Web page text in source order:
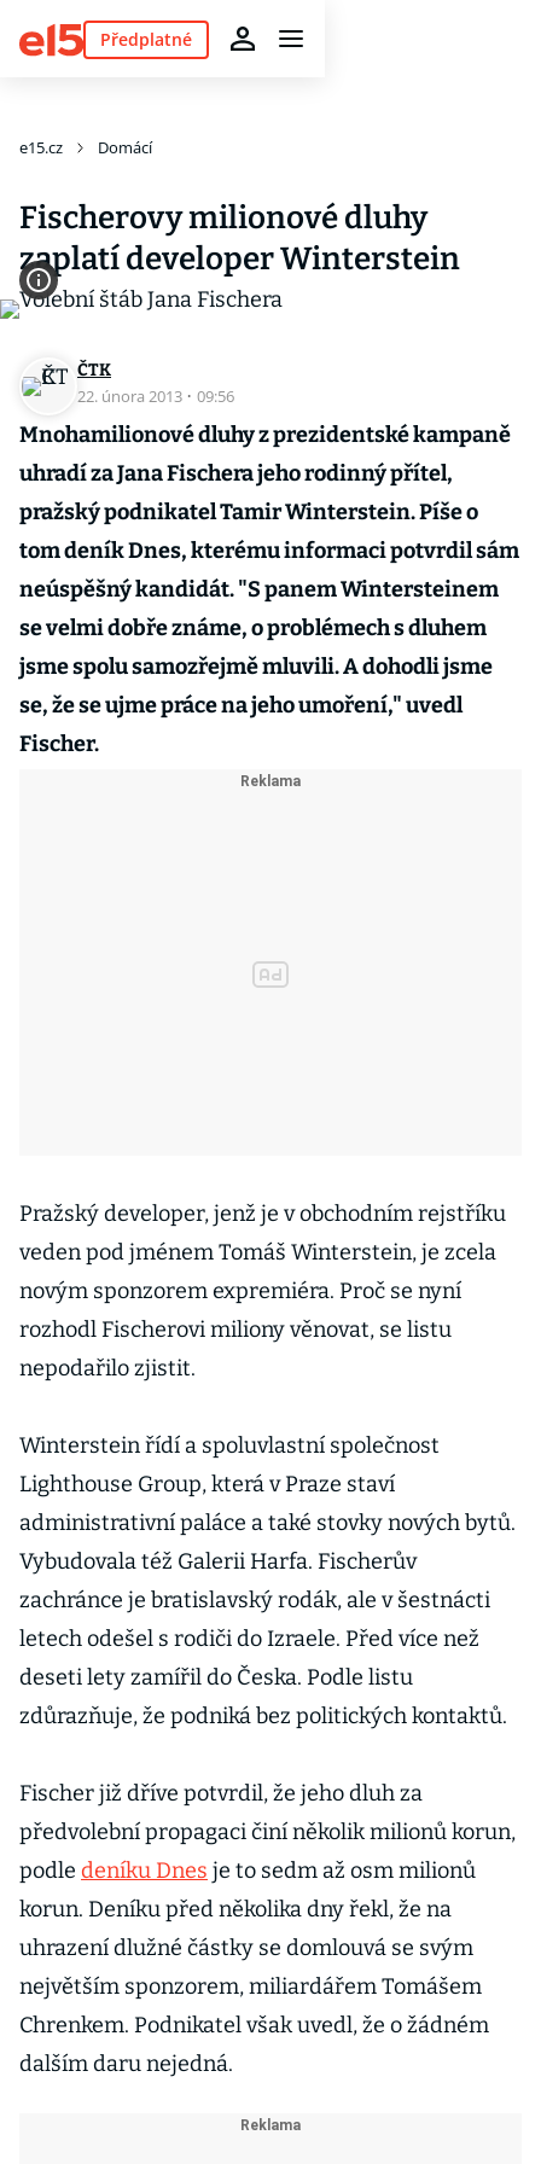
Předplatné
e15.cz Domácí
Fischerovy milionové dluhy
zaplatí developer Winterstein
ČTK
22. února 2013 · 09:56
Mnohamilionové dluhy z prezidentské kampaně
uhradí za Jana Fischera jeho rodinný přítel,
pražský podnikatel Tamir Winterstein. Píše o
tom deník Dnes, kterému informaci potvrdil sám
neúspěšný kandidát. "S panem Wintersteinem
se velmi dobře známe, o problémech s dluhem
jsme spolu samozřejmě mluvili. A dohodli jsme
se, že se ujme práce na jeho umoření," uvedl
Fischer.
Pražský developer, jenž je v obchodním rejstříku
veden pod jménem Tomáš Winterstein, je zcela
novým sponzorem expremiéra. Proč se nyní
rozhodl Fischerovi miliony věnovat, se listu
nepodařilo zjistit.
Winterstein řídí a spoluvlastní společnost
Lighthouse Group, která v Praze staví
administrativní paláce a také stovky nových bytů.
Vybudovala též Galerii Harfa. Fischerův
zachránce je bratislavský rodák, ale v šestnácti
letech odešel s rodiči do Izraele. Před více než
deseti lety zamířil do Česka. Podle listu
zdůrazňuje, že podniká bez politických kontaktů.
Fischer již dříve potvrdil, že jeho dluh za
předvolební propagaci činí několik milionů korun,
podle deníku Dnes je to sedm až osm milionů
korun. Deníku před několika dny řekl, že na
uhrazení dlužné částky se domlouvá se svým
největším sponzorem, miliardářem Tomášem
Chrenkem. Podnikatel však uvedl, že o žádném
dalším daru nejedná.